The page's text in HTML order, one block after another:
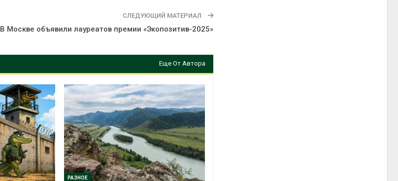
СЛЕДУЮЩИЙ МАТЕРИАЛ
В Москве объявили лауреатов премии «Экопозитив-2025»
Еще От Автора
РАЗНОЕ